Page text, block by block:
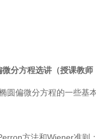
分方程选讲（授课教师
圆偏微分方程的一些基